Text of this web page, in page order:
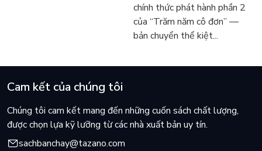
Márquez
chính thức phát hành phần 2
của “Trăm năm cô đơn” —
bản chuyển thể kiệt...
Cam kết của chúng tôi
Chúng tôi cam kết mang đến những cuốn sách chất lượng,
được chọn lựa kỹ lưỡng từ các nhà xuất bản uy tín.
sachbanchay@tazano.com